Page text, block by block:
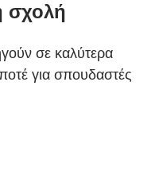
σχολή
σε καλύτερα
για σπουδαστές